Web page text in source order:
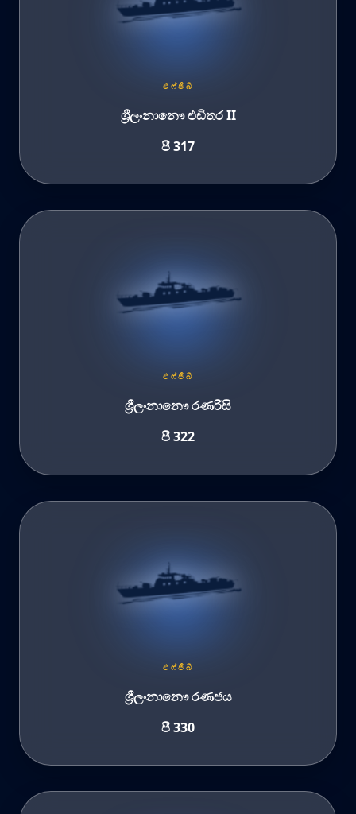
එෆ්ජීබී
ශ්‍රීලංනානෞ එඩිතර II
පී 317
එෆ්ජීබී
ශ්‍රීලංනානෞ රණරිසි
පී 322
එෆ්ජීබී
ශ්‍රීලංනානෞ රණජය
පී 330